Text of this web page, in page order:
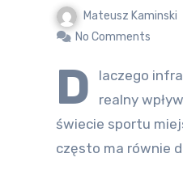
Mateusz Kaminski
No Comments
D
laczego
realny
świecie sportu
często ma równie